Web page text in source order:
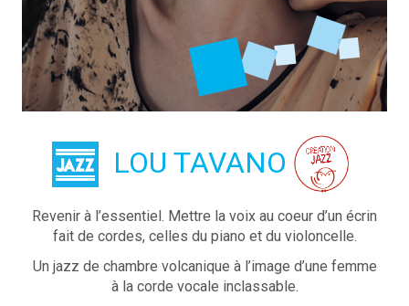
LOU TAVANO
Revenir à l’essentiel. Mettre la voix au coeur d’un écrin
fait de cordes, celles du piano et du violoncelle.
Un jazz de chambre volcanique à l’image d’une femme
à la corde vocale inclassable.